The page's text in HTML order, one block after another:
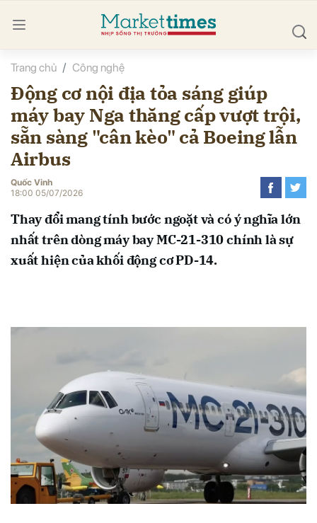
Trang chủ Công nghệ
Động cơ nội địa tỏa sáng giúp
máy bay Nga thăng cấp vượt trội,
sẵn sàng "cân kèo" cả Boeing lẫn
Airbus
Quốc Vinh
18:00 05/07/2026
Thay đổi mang tính bước ngoặt và có ý nghĩa lớn
nhất trên dòng máy bay MC-21-310 chính là sự
xuất hiện của khối động cơ PD-14.
luận